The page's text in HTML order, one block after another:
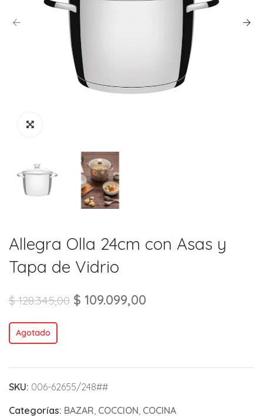
Allegra Olla 24cm con Asas y
Tapa de Vidrio
$128.345,00 $ 109.099,00
Agotado
SKU: 006-62655/248##
Categorías: BAZAR COCCION COCINA